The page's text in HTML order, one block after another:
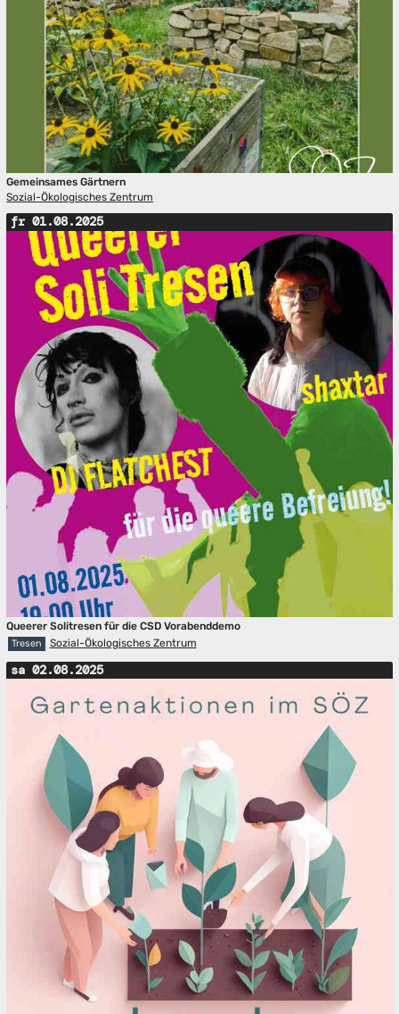
Gemeinsames Gärtnern
Sozial-Ökologisches Zentrum
fr 01.08.2025
Queerer Solitresen für die CSD Vorabenddemo
Tresen Sozial-Ökologisches Zentrum
sa 02.08.2025